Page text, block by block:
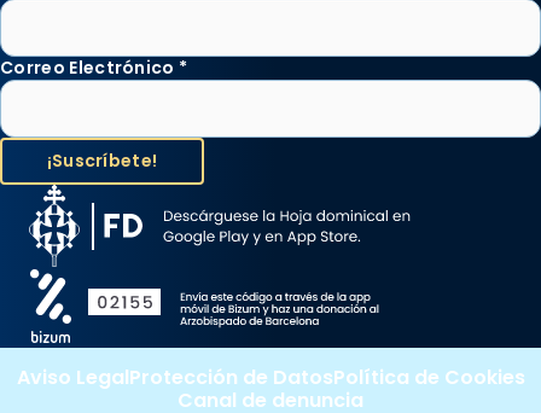
Correo Electrónico *
Aviso LegalProtección de DatosPolítica de Cookies
Canal de denuncia